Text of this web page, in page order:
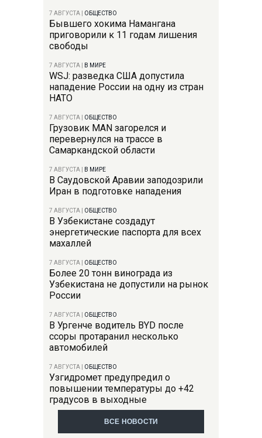
7 АВГУСТА ОБЩЕСТВО
Бывшего хокима Намангана
приговорили к 11 годам лишения
свободы
7 АВГУСТА В МИРЕ
WSJ: разведка США допустила
нападение России на одну из стран
НАТО
7 АВГУСТА ОБЩЕСТВО
Грузовик MAN загорелся и
перевернулся на трассе в
Самаркандской области
7 АВГУСТА В МИРЕ
В Саудовской Аравии заподозрили
Иран в подготовке нападения
7 АВГУСТА ОБЩЕСТВО
В Узбекистане создадут
энергетические паспорта для всех
махаллей
7 АВГУСТА ОБЩЕСТВО
Более 20 тонн винограда из
Узбекистана не допустили на рынок
России
7 АВГУСТА ОБЩЕСТВО
В Ургенче водитель BYD после
ссоры протаранил несколько
автомобилей
7 АВГУСТА ОБЩЕСТВО
Узгидромет предупредил о
повышении температуры до +42
градусов в выходные
ВСЕ НОВОСТИ